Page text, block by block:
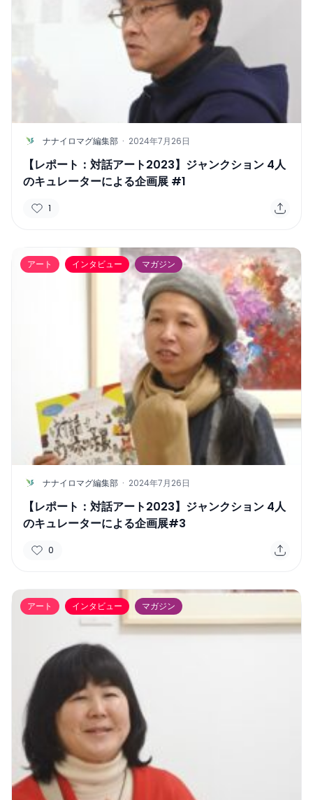
N ナナイロマグ編集部 · 2024年7月26日
【レポート：対話アート2023】ジャンクション 4人
のキュレーターによる企画展 #1
1
アート インタビュー マガジン
N ナナイロマグ編集部 · 2024年7月26日
【レポート：対話アート2023】ジャンクション 4人
のキュレーターによる企画展#3
0
アート インタビュー マガジン